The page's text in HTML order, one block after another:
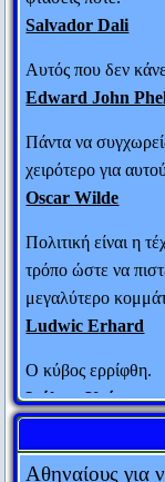
Salvador Dali
Αυτός που δεν
Edward John
Πάντα να
χειρότερο για
Oscar Wilde
Πολιτική είναι η
τρόπο ώστε να
μεγαλύτερο
Ludwic Erhard
Ο κύβος ερρίφθη.
Ιούλιος Καίσαρ
Η εμπειρία είναι
έχεις χάσει τα
Ο Μ.
τάλαντα. Ο
ανθρώπους
“Γιατί ο
Αθηναίους για